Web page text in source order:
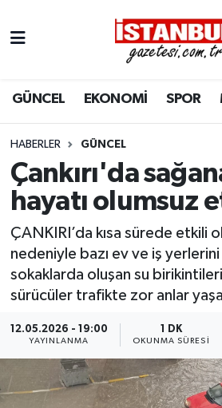
GÜNCEL EKONOMİ SPOR
HABERLER GÜNCEL
Çankırı'da
hayatı olumsuz
ÇANKIRI’da kısa sürede etkili
nedeniyle bazı ev ve iş
sokaklarda oluşan su
sürücüler trafikte zor anlar
12.05.2026 - 19:00
YAYINLANMA
1 DK
OKUNMA SÜRESI
EKONOMİ
İSTANBUL
DÜNYA
MAGAZİN
KÜLTÜR SANAT
SAĞLIK
BİLİM VE TEKNOLOJİ
Nöbetçi Eczaneler
Hava Durumu
Trafik Durumu
Süper Lig Puan Durumu ve
Son Dakika Haberleri
Haber Arşivi